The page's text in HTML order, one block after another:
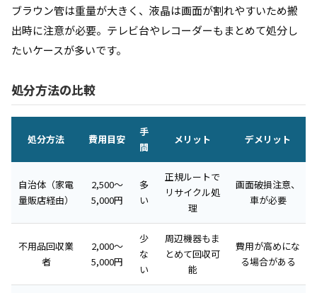
ブラウン管は重量が大きく、液晶は画面が割れやすいため搬
出時に注意が必要。テレビ台やレコーダーもまとめて処分し
たいケースが多いです。
処分方法の比較
処分方法 費用目安
手
間
メリット デメリット
自治体（家電
量販店経由）
2,500〜
5,000円
多
い
正規ルートで
リサイクル処
理
画面破損注意、
車が必要
不用品回収業
者
2,000〜
5,000円
少
な
い
周辺機器もま
とめて回収可
能
費用が高めにな
る場合がある